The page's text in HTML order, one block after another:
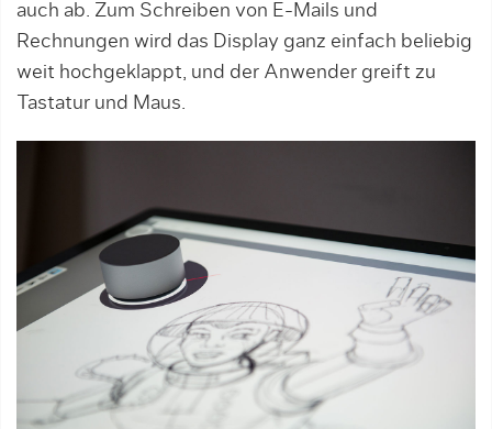
auch ab. Zum Schreiben von E-Mails und
Rechnungen wird das Display ganz einfach beliebig
weit hochgeklappt, und der Anwender greift zu
Tastatur und Maus.